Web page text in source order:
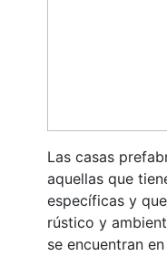
Las casas
aquellas que
específicas y
rústico y
se encuentran